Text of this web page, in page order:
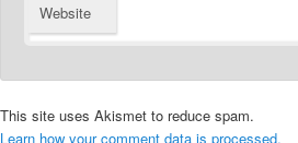
Website
This site uses Akismet to reduce spam.
Learn how your comment data is processed.